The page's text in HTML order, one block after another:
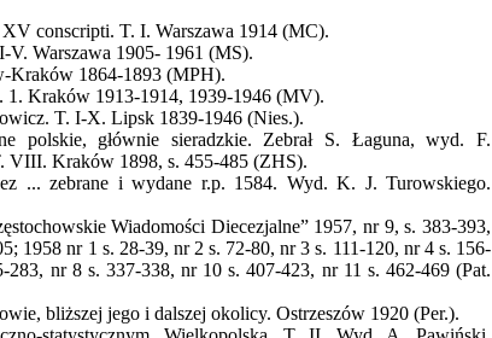
conscripti. T. I. Warszawa 1914 (MC).
V. Warszawa 1905- 1961 (MS).
Kraków 1864-1893 (MPH).
Kraków 1913-1914, 1939-1946 (MV).
T. I-X. Lipsk 1839-1946 (Nies.).
polskie, głównie sieradzkie. Zebrał S. Łaguna, wyd. F.
VIII. Kraków 1898, s. 455-485 (ZHS).
... zebrane i wydane r.p. 1584. Wyd. K. J. Turowskiego.
Wiadomości Diecezjalne” 1957, nr 9, s. 383-393,
1958 nr 1 s. 28-39, nr 2 s. 72-80, nr 3 s. 111-120, nr 4 s. 156-
nr 8 s. 337-338, nr 10 s. 407-423, nr 11 s. 462-469 (Pat.
bliższej jego i dalszej okolicy. Ostrzeszów 1920 (Per.).